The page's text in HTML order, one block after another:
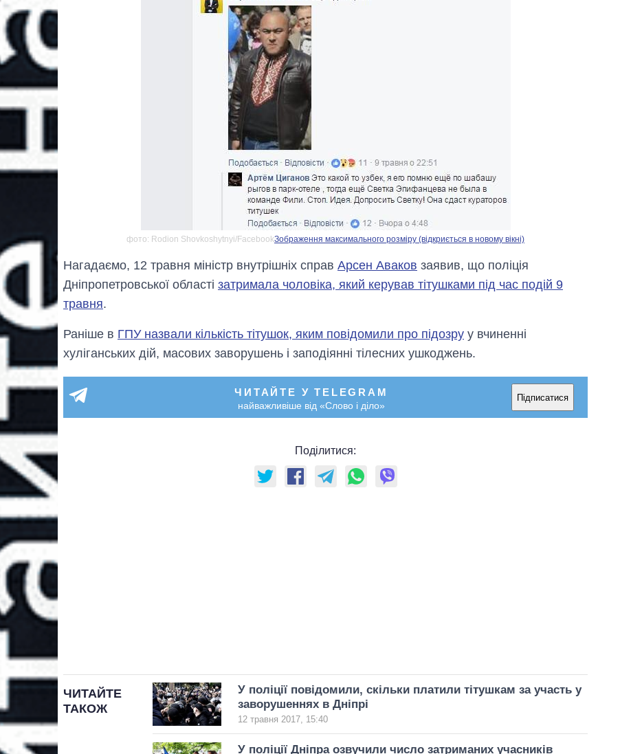
фото: Rodion Shovkoshytnyi/FacebookЗображення максимального розміру (відкриється в новому вікні)
Нагадаємо, 12 травня міністр внутрішніх справ Арсен Аваков заявив, що поліція
Дніпропетровської області затримала чоловіка, який керував тітушками під час подій 9
травня.
Раніше в ГПУ назвали кількість тітушок, яким повідомили про підозру у вчиненні
хуліганських дій, масових заворушень і заподіянні тілесних ушкоджень.
ЧИТАЙТЕ У TELEGRAM
найважливіше від «Слово і діло»
Підписатися
Поділитися:
ЧИТАЙТЕ
ТАКОЖ
У поліції повідомили, скільки платили тітушкам за участь у
заворушеннях в Дніпрі
12 травня 2017, 15:40
У поліції Дніпра озвучили число затриманих учасників